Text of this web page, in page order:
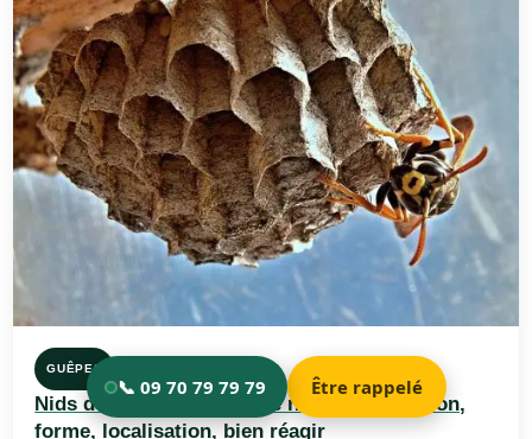
GUÊPES
Nids de guêpes : Types de nids, construction,
forme, localisation, bien réagir